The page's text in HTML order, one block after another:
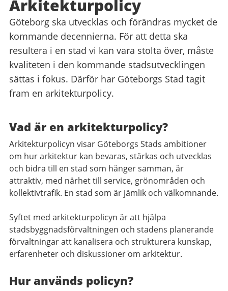
Arkitekturpolicy
Göteborg ska utvecklas och förändras mycket de
kommande decennierna. För att detta ska
resultera i en stad vi kan vara stolta över, måste
kvaliteten i den kommande stadsutvecklingen
sättas i fokus. Därför har Göteborgs Stad tagit
fram en arkitekturpolicy.
Vad är en arkitekturpolicy?
Arkitekturpolicyn visar Göteborgs Stads ambitioner
om hur arkitektur kan bevaras, stärkas och utvecklas
och bidra till en stad som hänger samman, är
attraktiv, med närhet till service, grönområden och
kollektivtrafik. En stad som är jämlik och välkomnande.
Syftet med arkitekturpolicyn är att hjälpa
stadsbyggnadsförvaltningen och stadens planerande
förvaltningar att kanalisera och strukturera kunskap,
erfarenheter och diskussioner om arkitektur.
Hur används policyn?